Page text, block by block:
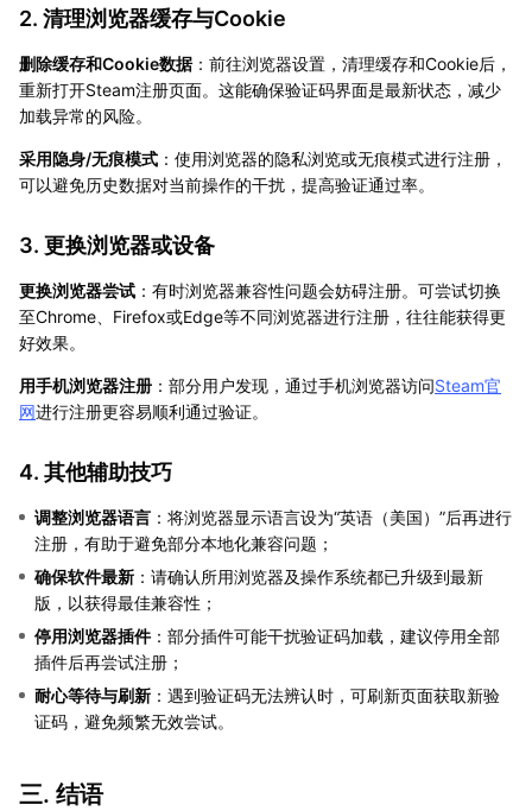
2. 清理浏览器缓存与Cookie
删除缓存和Cookie数据：前往浏览器设置，清理缓存和Cookie后，
重新打开Steam注册页面。这能确保验证码界面是最新状态，减少
加载异常的风险。
采用隐身/无痕模式 ：使用浏览器的隐私浏览或无痕模式进行注册，
可以避免历史数据对当前操作的干扰，提高验证通过率。
3. 更换浏览器或设备
更换浏览器尝试 ：有时浏览器兼容性问题会妨碍注册。可尝试切换
至Chrome、Firefox或Edge等不同浏览器进行注册，往往能获得更
好效果。
用手机浏览器注册 ：部分用户发现，通过手机浏览器访问Steam官
网进行注册更容易顺利通过验证。
4. 其他辅助技巧
调整浏览器语言 ：将浏览器显示语言设为“英语（美国）”后再进行
注册，有助于避免部分本地化兼容问题；
确保软件最新 ：请确认所用浏览器及操作系统都已升级到最新
版，以获得最佳兼容性；
停用浏览器插件：部分插件可能干扰验证码加载，建议停用全部
插件后再尝试注册；
耐心等待与刷新 ：遇到验证码无法辨认时，可刷新页面获取新验
证码，避免频繁无效尝试。
三. 结语